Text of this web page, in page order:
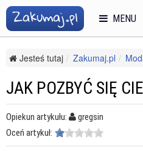
Jesteś tutaj Zakumaj.pl
JAK POZBYĆ SIĘ
Opiekun artykułu:
gregsin
Oceń artykuł:
MENU